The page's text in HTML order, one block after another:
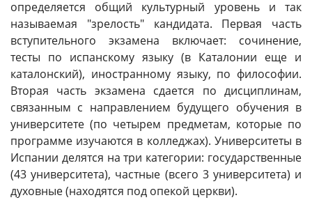
определяется общий культурный уровень и так
называемая "зрелость" кандидата. Первая часть
вступительного экзамена включает: сочинение,
тесты по испанскому языку (в Каталонии еще и
каталонский), иностранному языку, по философии.
Вторая часть экзамена сдается по дисциплинам,
связанным с направлением будущего обучения в
университете (по четырем предметам, которые по
программе изучаются в колледжах). Университеты в
Испании делятся на три категории: государственные
(43 университета), частные (всего 3 университета) и
духовные (находятся под опекой церкви).